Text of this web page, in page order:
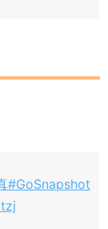
#GoSnapshot